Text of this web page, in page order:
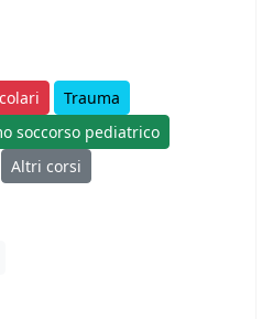
Trauma
soccorso pediatrico
Altri corsi